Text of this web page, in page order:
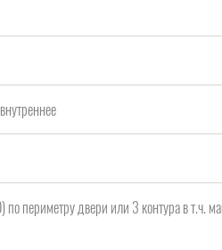
по периметру двери или 3 контура в т.ч.